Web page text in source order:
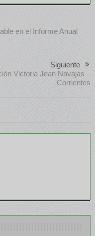
en el Informe Anual
Siguiente
Victoria Jean Navajas –
Corrientes